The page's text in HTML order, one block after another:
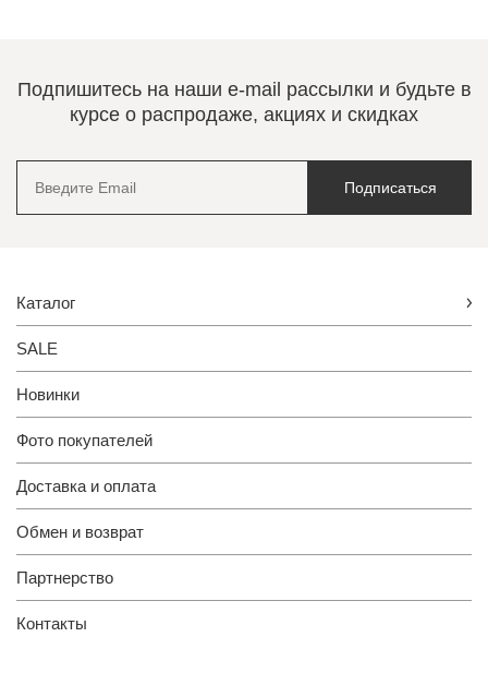
Подпишитесь на наши e-mail рассылки и будьте в
курсе о распродаже, акциях и скидках
Подписаться
Каталог
SALE
Новинки
Фото покупателей
Доставка и оплата
Обмен и возврат
Партнерство
Контакты